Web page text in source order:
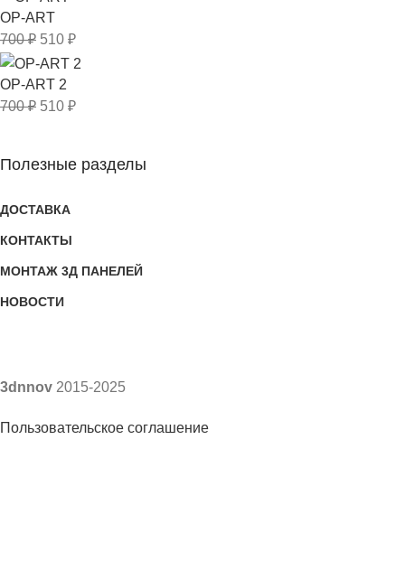
OP-ART
700₽ 510 ₽
OP-ART 2
700₽ 510 ₽
Полезные разделы
ДОСТАВКА
КОНТАКТЫ
МОНТАЖ 3Д ПАНЕЛЕЙ
НОВОСТИ
3dnnov 2015-2025
Пользовательское соглашение